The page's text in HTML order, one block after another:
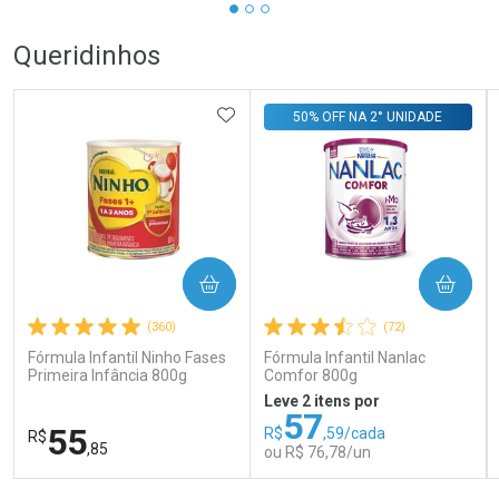
Queridinhos
(360)
Fórmula Infantil Ninho Fases
Primeira Infância 800g
R$55,85
ADICIONAR AOS FAVORITOS
COMPRAR
(72)
Fórmula Infantil Nanlac
Comfor 800g
50% OFF NA 2° UNIDADE
Leve 2 itens por
R$57,59/cada
ou R$ 76,78/un
COMPRAR